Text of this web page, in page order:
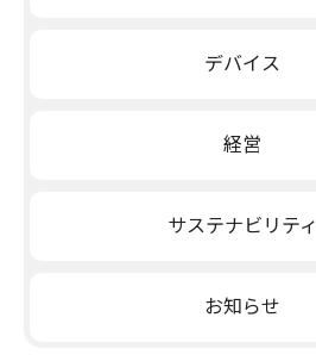
デバイス
経営
サステナビリティ
お知らせ